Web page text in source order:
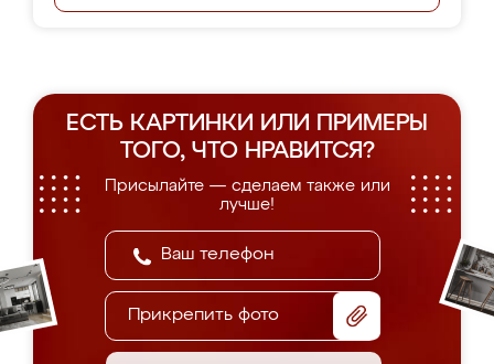
ЕСТЬ КАРТИНКИ ИЛИ ПРИМЕРЫ
ТОГО, ЧТО НРАВИТСЯ?
Присылайте — сделаем также или
лучше!
Прикрепить фото